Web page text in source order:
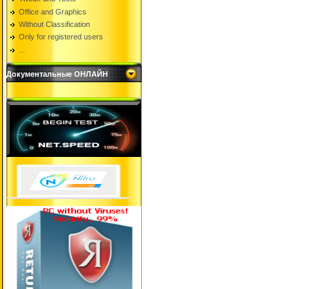
Office and Graphics
Without Classification
Only for registered users
Документальные ОНЛАЙН